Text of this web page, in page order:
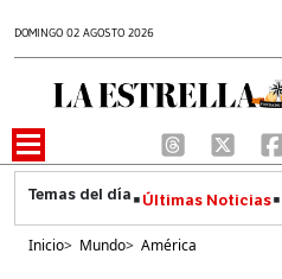
DOMINGO 02 AGOSTO 2026
Últimas Noticias
Inicio> Mundo> América